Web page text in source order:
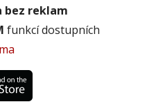
bez reklam
funkcí dostupních